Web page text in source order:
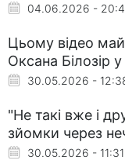
04.06.2026 -
Цьому відео
Оксана Білозір
30.05.2026 -
"Не такі вже і
зйомки через
30.05.2026 - 11:31